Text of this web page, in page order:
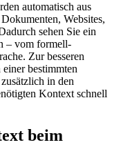
automatisch aus
Websites,
sehen Sie ein
– vom formell-
Zur besseren
bestimmten
in den
Kontext schnell
beim